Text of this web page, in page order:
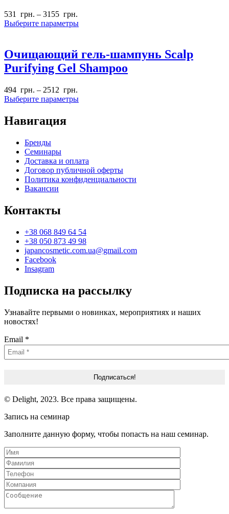
531 грн. – 3155 грн.
Выберите параметры
Очищающий гель-шампунь Scalp
Purifying Gel Shampoo
494 грн. – 2512 грн.
Выберите параметры
Навигация
Бренды
Семинары
Доставка и оплата
Договор публичной оферты
Политика конфиденциальности
Вакансии
Контакты
+38 068 849 64 54
+38 050 873 49 98
japancosmetic.com.ua@gmail.com
Facebook
Insagram
Подписка на рассылку
Узнавайте первыми о новинках, мероприятиях и наших
новостях!
Email *
© Delight, 2023. Все права защищены.
Запись на семинар
Заполните данную форму, чтобы попасть на наш семинар.